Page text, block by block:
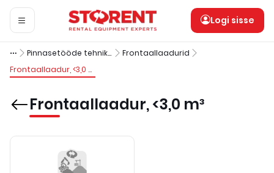
Logi sisse
Pinnasetööde tehnika
Frontaallaadurid
Frontaallaadur, <3,0 m³
Frontaallaadur, <3,0 m³